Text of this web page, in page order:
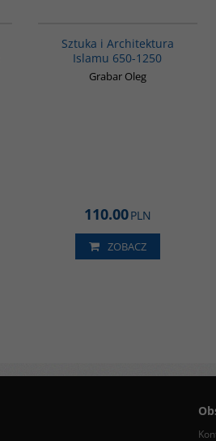
Sztuka i Architektura
Islamu 650-1250
Grabar Oleg
110.00PLN
ZOBACZ